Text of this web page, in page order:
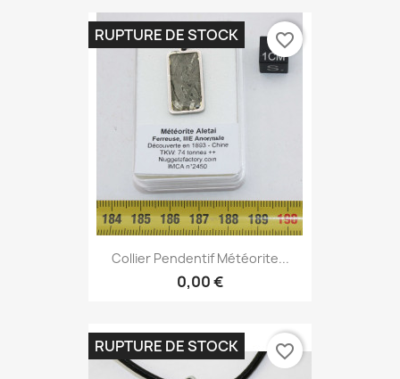
Collier Pendentif Météorite...
0,00 €
RUPTURE DE STOCK favorite_border
RUPTURE DE STOCK favorite_border